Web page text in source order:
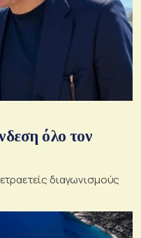
όλο τον
διαγωνισμούς